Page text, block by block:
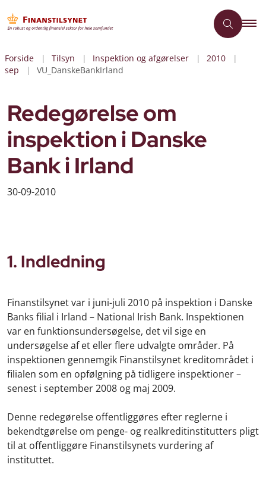
Forside Tilsyn Inspektion og afgørelser
2010
sep
VU_DanskeBankIrland
Redegørelse om
inspektion i Danske
Bank i Irland
30-09-2010
1. Indledning
Finanstilsynet var i juni-juli 2010 på inspektion i Danske
Banks filial i Irland – National Irish Bank. Inspektionen
var en funktionsundersøgelse, det vil sige en
undersøgelse af et eller flere udvalgte områder. På
inspektionen gennemgik Finanstilsynet kreditområdet i
filialen som en opfølgning på tidligere inspektioner –
senest i september 2008 og maj 2009.
Denne redegørelse offentliggøres efter reglerne i
bekendtgørelse om penge- og realkreditinstitutters pligt
til at offentliggøre Finanstilsynets vurdering af
instituttet.